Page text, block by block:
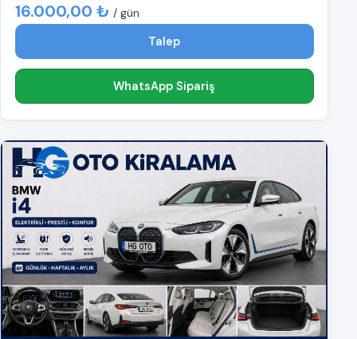
16.000,00 ₺ / gün
Talep
WhatsApp Sipariş